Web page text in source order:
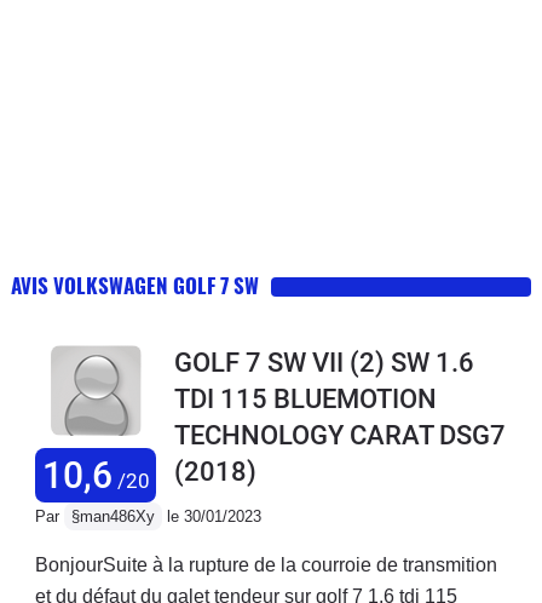
AVIS VOLKSWAGEN GOLF 7 SW
10,6 /20
GOLF 7 SW VII (2) SW 1.6
TDI 115 BLUEMOTION
TECHNOLOGY CARAT DSG7
(2018)
Par §man486Xy le 30/01/2023
BonjourSuite à la rupture de la courroie de transmition
et du défaut du galet tendeur sur golf 7 1.6 tdi 115